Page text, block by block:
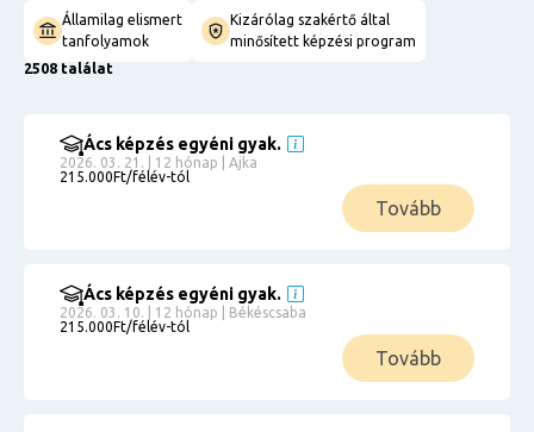
Államilag elismert
tanfolyamok
Kizárólag szakértő által
minősített képzési program
2508 találat
Ács képzés egyéni gyak.
2026. 03. 21. | 12 hónap | Ajka
215.000Ft/félév-tól
Tovább
Ács képzés egyéni gyak.
2026. 03. 10. | 12 hónap | Békéscsaba
215.000Ft/félév-tól
Tovább